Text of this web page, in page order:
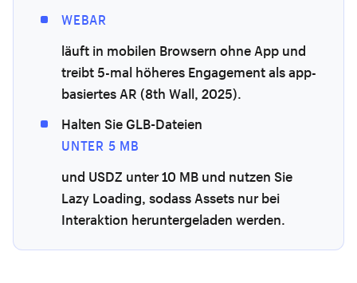
WEBAR
läuft in mobilen Browsern ohne App und
treibt 5-mal höheres Engagement als app-
basiertes AR (8th Wall, 2025).
Halten Sie GLB-Dateien
UNTER 5 MB
und USDZ unter 10 MB und nutzen Sie
Lazy Loading, sodass Assets nur bei
Interaktion heruntergeladen werden.